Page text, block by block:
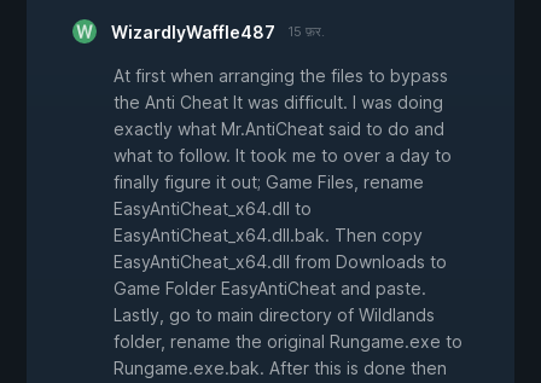
WizardlyWaffle487 15 फ़र.
At first when arranging the files to bypass
the Anti Cheat It was difficult. I was doing
exactly what Mr.AntiCheat said to do and
what to follow. It took me to over a day to
finally figure it out; Game Files, rename
EasyAntiCheat_x64.dll to
EasyAntiCheat_x64.dll.bak. Then copy
EasyAntiCheat_x64.dll from Downloads to
Game Folder EasyAntiCheat and paste.
Lastly, go to main directory of Wildlands
folder, rename the original Rungame.exe to
Rungame.exe.bak. After this is done then